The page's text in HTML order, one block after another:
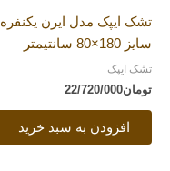
تشک ایپک مدل ایرن یکنفره
سایز 180×80 سانتیمتر
تشک ایپک
تومان22/720/000
افزودن به سبد خرید